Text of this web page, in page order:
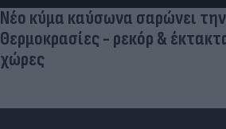
Νέο κύμα καύσωνα σαρώνει
Θερμοκρασίες - ρεκόρ &
χώρες